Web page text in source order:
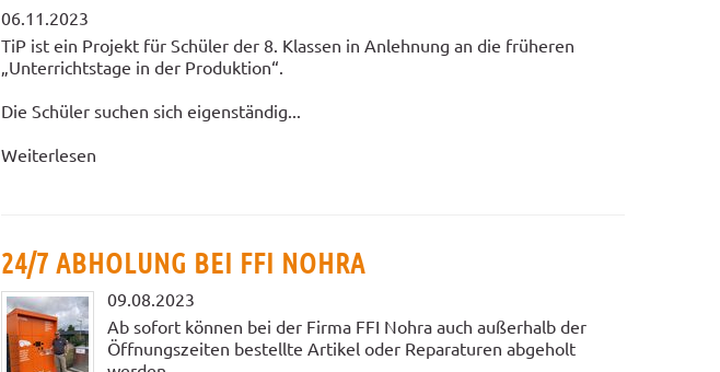
06.11.2023
TiP ist ein Projekt für Schüler der 8. Klassen in Anlehnung an die früheren
„Unterrichtstage in der Produktion“.
Die Schüler suchen sich eigenständig...
Weiterlesen
24/7 ABHOLUNG BEI FFI NOHRA
09.08.2023
Ab sofort können bei der Firma FFI Nohra auch außerhalb der
Öffnungszeiten bestellte Artikel oder Reparaturen abgeholt